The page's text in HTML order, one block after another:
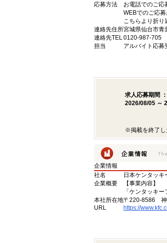
応募方法
お電話でのご応
WEBでのご応募
こちらより折り
連絡先住所宮城県仙台市青
連絡先TEL0120-987-705
担当
アルバイト応募
求人応募期間 ：
2026/08/05 ～
※掲載を終了し
企業情報
社名
日本ケンタッキ
企業概要
【事業内容】
「ケンタッキ
本社所在地〒220-8586 神
URL
https://